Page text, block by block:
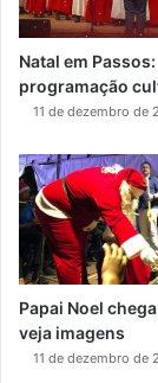
Natal em
programação
11 de dezembro de
Papai Noel
veja imagens
11 de dezembro de